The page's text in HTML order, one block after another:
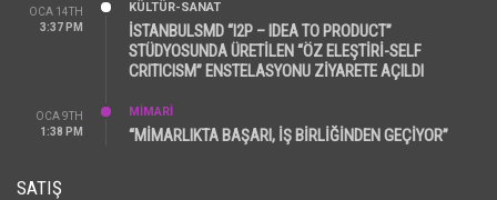
OCA 14TH
3:37 PM
KÜLTÜR-SANAT
İSTANBULSMD “I2P – IDEA TO PRODUCT”
STÜDYOSUNDA ÜRETİLEN “ÖZ ELEŞTİRİ-SELF
CRITICISM” ENSTELASYONU ZİYARETE AÇILDI
OCA 9TH
1:38 PM
MİMARİ
“MİMARLIKTA BAŞARI, İŞ BİRLİĞİNDEN GEÇİYOR”
SATIŞ